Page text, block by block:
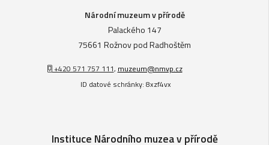
Národní muzeum v přírodě
Palackého 147
75661 Rožnov pod Radhoštěm
+420 571 757 111, muzeum@nmvp.cz
ID datové schránky: 8xzf4vx
Instituce Národního muzea v přírodě